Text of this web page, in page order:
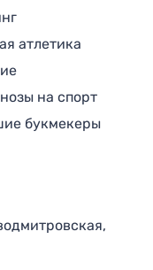
атлетика
на спорт
букмекеры